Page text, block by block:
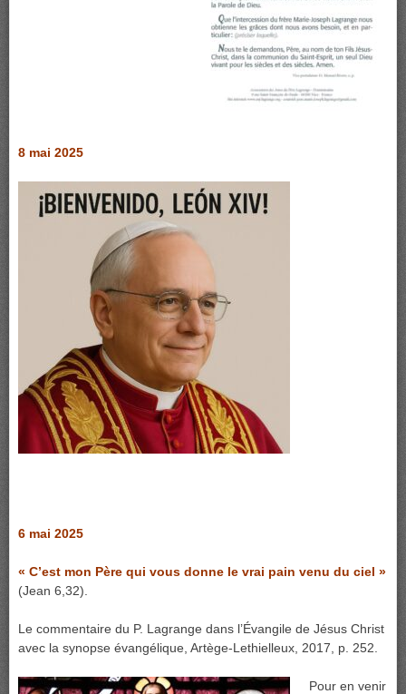
8 mai 2025
6 mai 2025
« C’est mon Père qui vous donne le vrai pain venu du ciel »
(Jean 6,32).
Le commentaire du P. Lagrange dans l’Évangile de Jésus Christ
avec la synopse évangélique, Artège-Lethielleux, 2017, p. 252.
Pour en venir